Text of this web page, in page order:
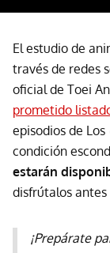
El estudio de
través de redes
oficial de Toei
prometido
episodios de Los
condición
estarán
disfrútalos antes
¡Prepárate